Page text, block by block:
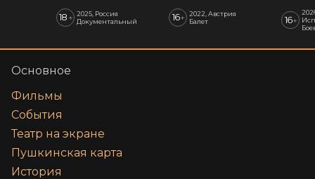
18 + 2025, Россия
Документальный
16+
2022, Австрия
Балет
16+
Основное
Фильмы
События
Театр на экране
Пушкинская карта
История